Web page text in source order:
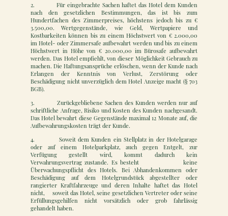
2. Für eingebrachte Sachen haftet das Hotel dem Kunden
nach den gesetzlichen Bestimmungen, das ist bis zum
Hundertfachen des Zimmerpreises, höchstens jedoch bis zu €
3.500,00. Wertgegenstände, wie Geld, Wertpapiere und
Kostbarkeiten können bis zu einem Höchstwert von € 2.000,00
im Hotel- oder Zimmersafe aufbewahrt werden und bis zu einem
Höchstwert in Höhe von € 20.000,00 im Bürosafe aufbewahrt
werden. Das Hotel empfiehlt, von dieser Möglichkeit Gebrauch zu
machen. Die Haftungsansprüche erlöschen, wenn der Kunde nach
Erlangen der Kenntnis von Verlust, Zerstörung oder
Beschädigung nicht unverzüglich dem Hotel Anzeige macht (§ 703
BGB).
3. Zurückgebliebene Sachen des Kunden werden nur auf
schriftliche Anfrage, Risiko und Kosten des Kunden nachgesandt.
Das Hotel bewahrt diese Gegenstände maximal 12 Monate auf, die
Aufbewahrungskosten trägt der Kunde.
4. Soweit dem Kunden ein Stellplatz in der Hotelgarage
oder auf einem Hotelparkplatz, auch gegen Entgelt, zur
Verfügung gestellt wird, kommt dadurch kein
Verwahrungsvertrag zustande. Es besteht keine
Überwachungspflicht des Hotels. Bei Abhandenkommen oder
Beschädigung auf dem Hotelgrundstück abgestellter oder
rangierter Kraftfahrzeuge und deren Inhalte haftet das Hotel
nicht, soweit das Hotel, seine gesetzlichen Vertreter oder seine
Erfüllungsgehilfen nicht vorsätzlich oder grob fahrlässig
gehandelt haben.